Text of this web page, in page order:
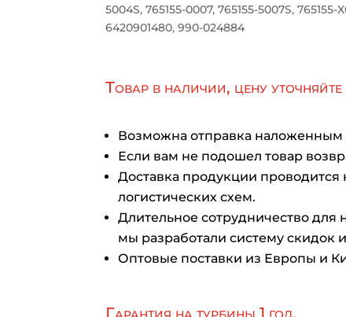
5004S, 765155-0007, 765155-5007S, 765155-
6420901480, 990-024884
Товар в наличии, цену
Возможна отправка наложенным
Если вам не подошел товар
Доставка продукции
логистических схем.
Длительное сотрудничество для
мы разработали систему скидок
Оптовые поставки из Европы и
Гарантия на турбины 1 год.